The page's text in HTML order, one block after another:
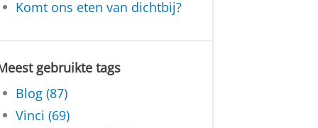
Komt ons eten van dichtbij?
gebruikte tags
Blog (87)
Vinci (69)